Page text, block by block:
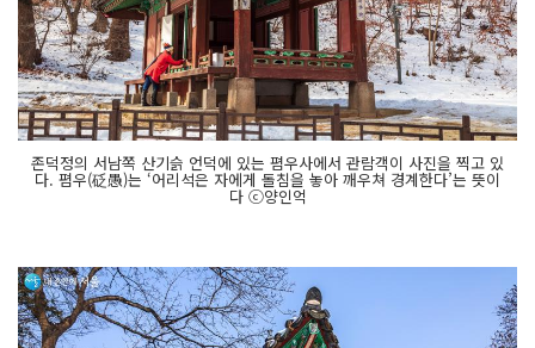
존덕정의 서남쪽 산기슭 언덕에 있는 폄우사에서 관람객이 사진을 찍고 있
다. 폄우(砭愚)는 ‘어리석은 자에게 돌침을 놓아 깨우쳐 경계한다’는 뜻이
다 ⓒ양인억